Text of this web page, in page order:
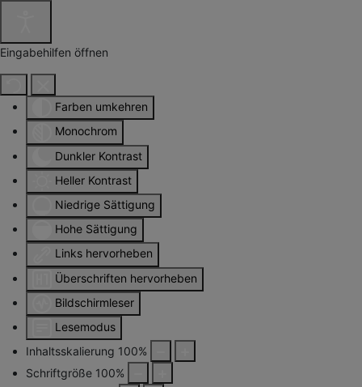
Eingabehilfen öffnen
Farben umkehren
Monochrom
Dunkler Kontrast
Heller Kontrast
Niedrige Sättigung
Hohe Sättigung
Links hervorheben
Überschriften hervorheben
Bildschirmleser
Lesemodus
Inhaltsskalierung 100%
Schriftgröße 100%